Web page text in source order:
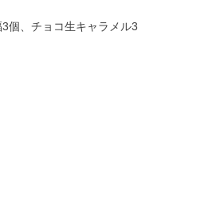
個、チョコ生キャラメル3